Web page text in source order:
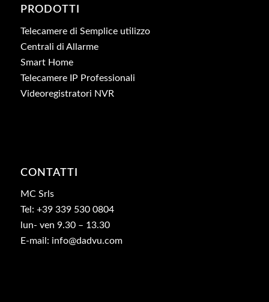
PRODOTTI
Telecamere di Semplice utilizzo
Centrali di Allarme
Smart Home
Telecamere IP Professionali
Videoregistratori NVR
CONTATTI
MC Srls
Tel: +39 339 530 0804
lun- ven 9.30 – 13.30
E-mail: info@dadvu.com